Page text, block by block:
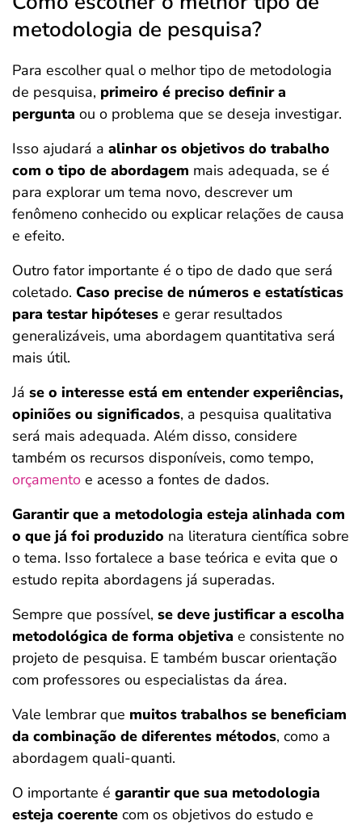
metodologia de pesquisa?
Para escolher qual o melhor tipo de metodologia
de pesquisa, primeiro é preciso definir a
pergunta ou o problema que se deseja investigar.
Isso ajudará a alinhar os objetivos do trabalho
com o tipo de abordagem mais adequada, se é
para explorar um tema novo, descrever um
fenômeno conhecido ou explicar relações de causa
e efeito.
Outro fator importante é o tipo de dado que será
coletado. Caso precise de números e estatísticas
para testar hipóteses e gerar resultados
generalizáveis, uma abordagem quantitativa será
mais útil.
Já se o interesse está em entender experiências,
opiniões ou significados, a pesquisa qualitativa
será mais adequada. Além disso, considere
também os recursos disponíveis, como tempo,
orçamento e acesso a fontes de dados.
Garantir que a metodologia esteja alinhada com
o que já foi produzido na literatura científica sobre
o tema. Isso fortalece a base teórica e evita que o
estudo repita abordagens já superadas.
Sempre que possível, se deve justificar a escolha
metodológica de forma objetiva e consistente no
projeto de pesquisa. E também buscar orientação
com professores ou especialistas da área.
Vale lembrar que muitos trabalhos se beneficiam
da combinação de diferentes métodos, como a
abordagem quali-quanti.
O importante é garantir que sua metodologia
esteja coerente com os objetivos do estudo e